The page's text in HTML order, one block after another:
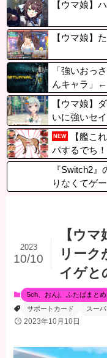
【ウマ娘】
【ウマ娘】
「強いおっ
んキャラ」
【ウマ娘】
いに強いセイ
NEW
【艦こ
パするでち！
『Switch2
りなくてゲ
【ウ
リー
イゲと
2023
10/10
5ch、おんj、ふたばまとめ
サポートカード
スー
2023年10月10日